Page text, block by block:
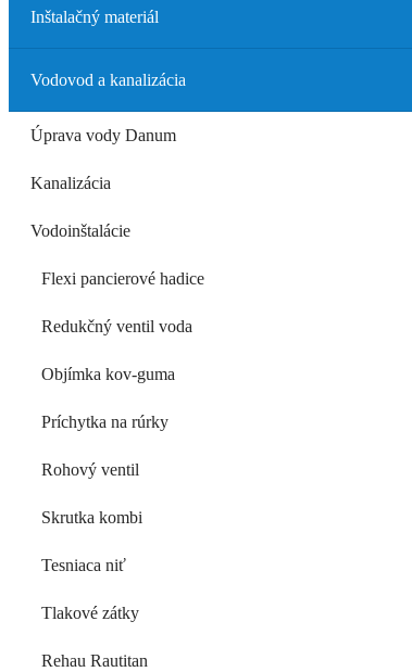
Inštalačný materiál
Vodovod a kanalizácia
Úprava vody Danum
Kanalizácia
Vodoinštalácie
Flexi pancierové hadice
Redukčný ventil voda
Objímka kov-guma
Príchytka na rúrky
Rohový ventil
Skrutka kombi
Tesniaca niť
Tlakové zátky
Rehau Rautitan